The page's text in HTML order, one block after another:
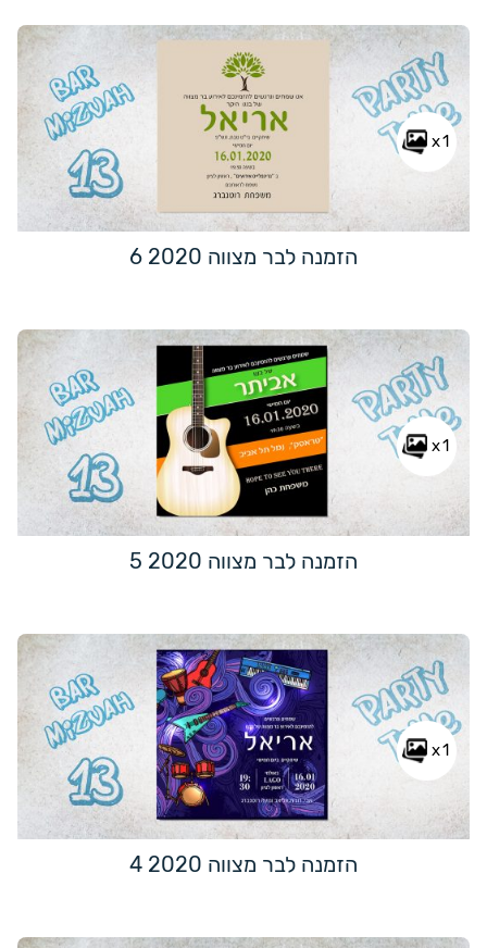
x1
הזמנה לבר מצווה 2020 6
x1
הזמנה לבר מצווה 2020 5
x1
הזמנה לבר מצווה 2020 4